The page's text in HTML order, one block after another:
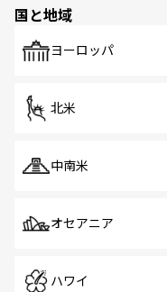
で、ホーカー
国と地域
ヨーロッパ
北米
中南米
オセアニア
ハワイ